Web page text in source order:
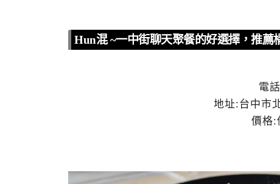
Hun混 ~一中街聊天聚餐的好選擇，推
電
地址:台中市
價格: